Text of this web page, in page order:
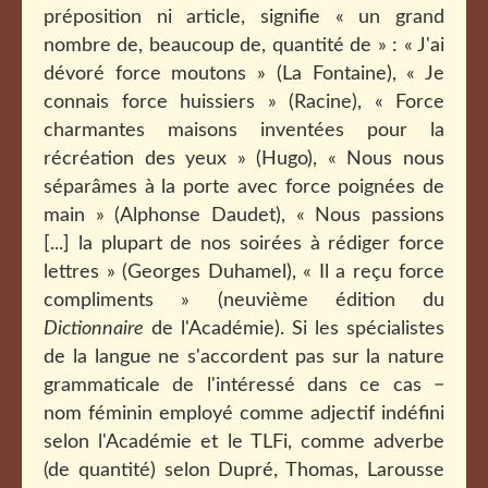
préposition ni article, signifie « un grand
nombre de, beaucoup de, quantité de » : « J'ai
dévoré force moutons » (La Fontaine), « Je
connais force huissiers » (Racine), « Force
charmantes maisons inventées pour la
récréation des yeux » (Hugo), « Nous nous
séparâmes à la porte avec force poignées de
main » (Alphonse Daudet), «
Nous passions
[...] la plupart de nos soirées à rédiger force
lettres » (Georges Duhamel), « Il a reçu force
compliments » (neuvième édition du
Dictionnaire de l'Académie). Si les spécialistes
de la langue ne s'accordent pas sur la nature
grammaticale de l'intéressé dans ce cas −
nom féminin employé comme adjectif indéfini
selon l'Académie et le TLFi, comme adverbe
(de quantité) selon Dupré, Thomas, Larousse